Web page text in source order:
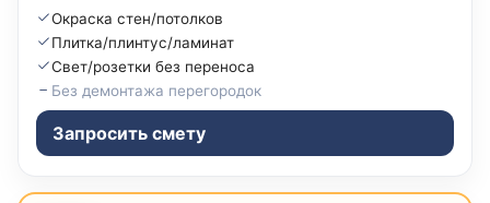
Окраска стен/потолков
Плитка/плинтус/ламинат
Свет/розетки без переноса
Без демонтажа перегородок
Запросить смету